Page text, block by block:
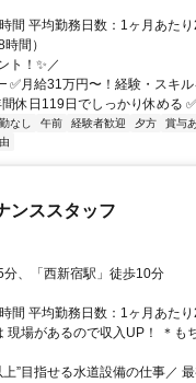
間 平均勤務日数：1ヶ月あたり
間）
ト！✨／
万円〜！経験・スキル
休日119日でしっかり休める
なし 午前 経験者歓迎 夕方
賞与
ンススタッフ
、「西新宿駅」徒歩10分
間 平均勤務日数：1ヶ月あたり
場があるので収入UP！ ＊も
”目指せる水道設備の仕事／